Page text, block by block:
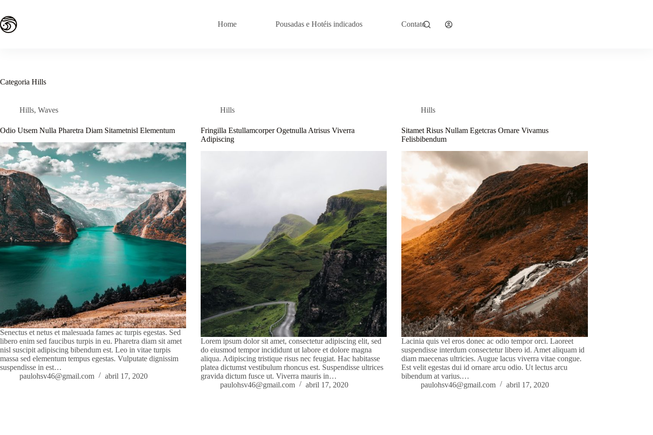
o
conteúdo
Home Pousadas e Hotéis indicados Contato
Categoria Hills
Hills, Waves
Odio Utsem Nulla Pharetra Diam Sitametnisl Elementum
Senectus et netus et malesuada fames ac turpis egestas. Sed
libero enim sed faucibus turpis in eu. Pharetra diam sit amet
nisl suscipit adipiscing bibendum est. Leo in vitae turpis
massa sed elementum tempus egestas. Vulputate dignissim
suspendisse in est…
paulohsv46@gmail.com
abril 17, 2020
Hills
Fringilla Estullamcorper Ogetnulla Atrisus Viverra
Adipiscing
Lorem ipsum dolor sit amet, consectetur adipiscing elit, sed
do eiusmod tempor incididunt ut labore et dolore magna
aliqua. Adipiscing tristique risus nec feugiat. Hac habitasse
platea dictumst vestibulum rhoncus est. Suspendisse ultrices
gravida dictum fusce ut. Viverra mauris in…
paulohsv46@gmail.com
abril 17, 2020
Hills
Sitamet Risus Nullam Egetcras Ornare Vivamus
Felisbibendum
Lacinia quis vel eros donec ac odio tempor orci. Laoreet
suspendisse interdum consectetur libero id. Amet aliquam id
diam maecenas ultricies. Augue lacus viverra vitae congue.
Est velit egestas dui id ornare arcu odio. Ut lectus arcu
bibendum at varius.…
paulohsv46@gmail.com
abril 17, 2020